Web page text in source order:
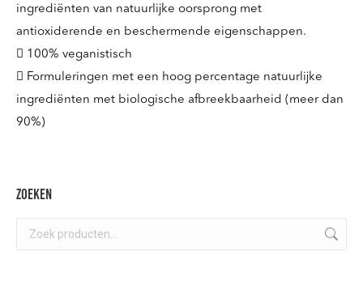
ingrediënten van natuurlijke oorsprong met
antioxiderende en beschermende eigenschappen.
 100% veganistisch
 Formuleringen met een hoog percentage natuurlijke
ingrediënten met biologische afbreekbaarheid (meer dan
90%)
Zoeken